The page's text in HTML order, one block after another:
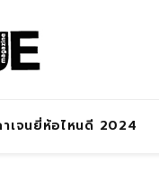
เจนยี่ห้อไหนดี 2024